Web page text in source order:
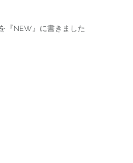
『NEW』に書きました